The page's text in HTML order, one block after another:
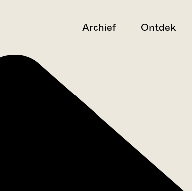
Archief Ontdek